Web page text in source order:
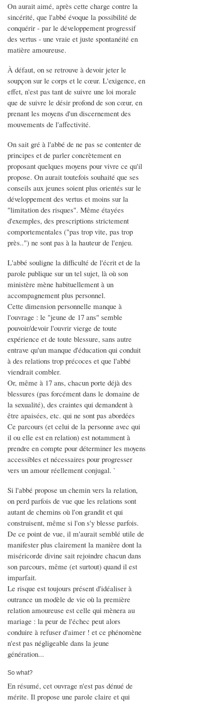
On aurait aimé, après cette charge contre la
sincérité, que l'abbé évoque la possibilité de
conquérir - par le développement progressif
des vertus - une vraie et juste spontanéité en
matière amoureuse.
À défaut, on se retrouve à devoir jeter le
soupçon sur le corps et le cœur. L'exigence, en
effet, n'est pas tant de suivre une loi morale
que de suivre le désir profond de son cœur, en
prenant les moyens d'un discernement des
mouvements de l'affectivité.
On sait gré à l'abbé de ne pas se contenter de
principes et de parler concrètement en
proposant quelques moyens pour vivre ce qu'il
propose. On aurait toutefois souhaité que ses
conseils aux jeunes soient plus orientés sur le
développement des vertus et moins sur la
"limitation des risques". Même étayées
d'exemples, des prescriptions strictement
comportementales ("pas trop vite, pas trop
près..") ne sont pas à la hauteur de l'enjeu.
L'abbé souligne la difficulté de l'écrit et de la
parole publique sur un tel sujet, là où son
ministère mène habituellement à un
accompagnement plus personnel.
Cette dimension personnelle manque à
l'ouvrage : le "jeune de 17 ans" semble
pouvoir/devoir l'ouvrir vierge de toute
expérience et de toute blessure, sans autre
entrave qu'un manque d'éducation qui conduit
à des relations trop précoces et que l'abbé
viendrait combler.
Or, même à 17 ans, chacun porte déjà des
blessures (pas forcément dans le domaine de
la sexualité), des craintes qui demandent à
être apaisées, etc. qui ne sont pas abordées
Ce parcours (et celui de la personne avec qui
il ou elle est en relation) est notamment à
prendre en compte pour déterminer les moyens
accessibles et nécessaires pour progresser
vers un amour réellement conjugal. `
Si l'abbé propose un chemin vers la relation,
on perd parfois de vue que les relations sont
autant de chemins où l'on grandit et qui
construisent, même si l'on s'y blesse parfois.
De ce point de vue, il m'aurait semblé utile de
manifester plus clairement la manière dont la
miséricorde divine sait rejoindre chacun dans
son parcours, même (et surtout) quand il est
imparfait.
Le risque est toujours présent d'idéaliser à
outrance un modèle de vie où la première
relation amoureuse est celle qui mènera au
mariage : la peur de l'échec peut alors
conduire à refuser d'aimer ! et ce phénomène
n'est pas négligeable dans la jeune
génération...
So what?
En résumé, cet ouvrage n'est pas dénué de
mérite. Il propose une parole claire et qui